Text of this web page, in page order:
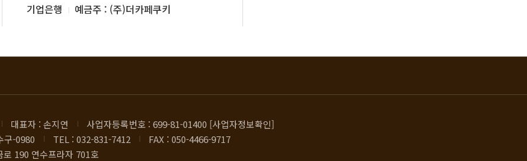
기업은행 예금주 : (주)더카페쿠키
대표자 : 손지연
사업자등록번호 : 699-81-01400 [사업자정보확인]
구-0980
TEL : 032-831-7412
FAX : 050-4466-9717
190 연수프라자 701호